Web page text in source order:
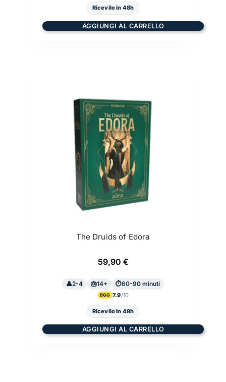
Ricevilo in 48h
AGGIUNGI AL CARRELLO
The Druids of Edora
59,90 €
2-4 14+ 60-90 minuti
BGG 7.9
Ricevilo in 48h
AGGIUNGI AL CARRELLO